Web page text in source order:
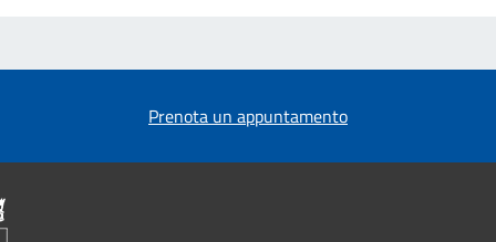
Prenota un appuntamento